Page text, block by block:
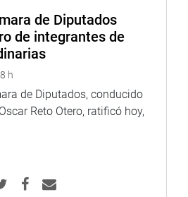
CAS-COVID a contrato CAS
y administrativo del Seguro
que laboró durante la
la COVID-19.
prestaron servicios por un
por la Ley 31539, así como a
posteriores”.
TRABAJO DEL SERVIDOR
de Diputados
de integrantes de
h
de Diputados, conducido
Reto Otero, ratificó hoy,